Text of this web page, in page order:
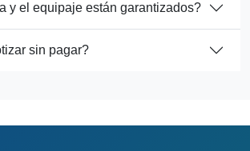
y el equipaje están garantizados?
sin pagar?